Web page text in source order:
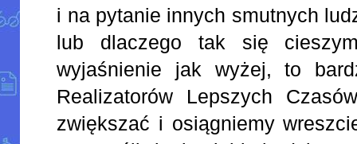
i na pytanie innych smutnych
lub dlaczego tak się
wyjaśnienie jak wyżej, to
Realizatorów Lepszych
zwiększać i osiągniemy